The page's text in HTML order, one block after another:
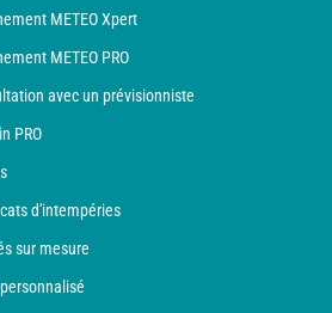
METEO Xpert
METEO PRO
avec un prévisionniste
PRO
d'intempéries
sur mesure